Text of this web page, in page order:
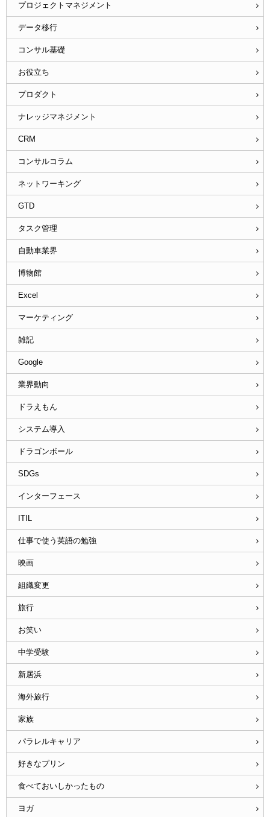
プロジェクトマネジメント
データ移行
コンサル基礎
お役立ち
プロダクト
ナレッジマネジメント
CRM
コンサルコラム
ネットワーキング
GTD
タスク管理
自動車業界
博物館
Excel
マーケティング
雑記
Google
業界動向
ドラえもん
システム導入
ドラゴンボール
SDGs
インターフェース
ITIL
仕事で使う英語の勉強
映画
組織変更
旅行
お笑い
中学受験
新居浜
海外旅行
家族
パラレルキャリア
好きなプリン
食べておいしかったもの
ヨガ